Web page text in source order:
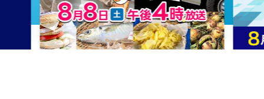
2025年08月05日 放送
第76話